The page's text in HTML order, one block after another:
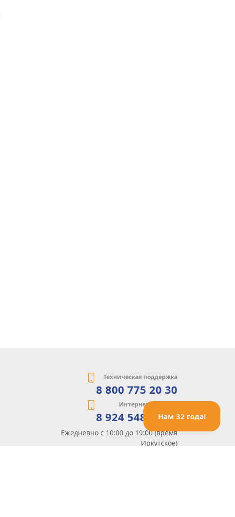
Нам 32 года!
Техническая поддержка
8 800 775 20 30
Интернет-магазин
8 924 548 85 07
Ежедневно с 10:00 до 19:00 (время
Иркутское)